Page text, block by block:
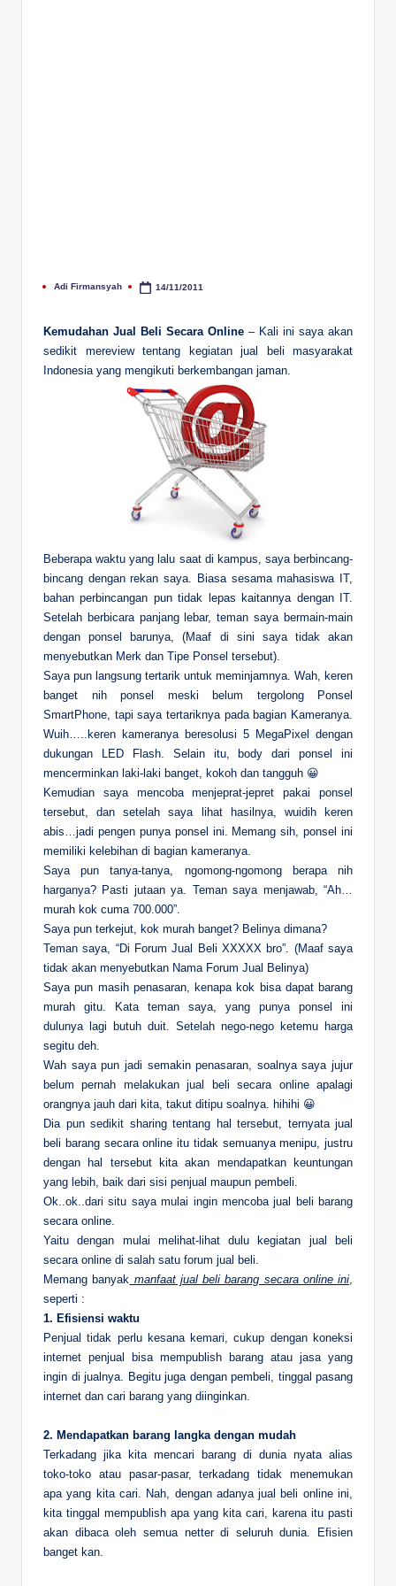
Posted
Adi Firmansyah 14/11/2011
Kemudahan Jual Beli Secara Online – Kali ini saya akan
sedikit mereview tentang kegiatan jual beli masyarakat
Indonesia yang mengikuti berkembangan jaman.
Beberapa waktu yang lalu saat di kampus, saya berbincang-
bincang dengan rekan saya. Biasa sesama mahasiswa IT,
bahan perbincangan pun tidak lepas kaitannya dengan IT.
Setelah berbicara panjang lebar, teman saya bermain-main
dengan ponsel barunya, (Maaf di sini saya tidak akan
menyebutkan Merk dan Tipe Ponsel tersebut).
Saya pun langsung tertarik untuk meminjamnya. Wah, keren
banget nih ponsel meski belum tergolong Ponsel
SmartPhone, tapi saya tertariknya pada bagian Kameranya.
Wuih…..keren kameranya beresolusi 5 MegaPixel dengan
dukungan LED Flash. Selain itu, body dari ponsel ini
mencerminkan laki-laki banget, kokoh dan tangguh 😀
Kemudian saya mencoba menjeprat-jepret pakai ponsel
tersebut, dan setelah saya lihat hasilnya, wuidih keren
abis…jadi pengen punya ponsel ini. Memang sih, ponsel ini
memiliki kelebihan di bagian kameranya.
Saya pun tanya-tanya, ngomong-ngomong berapa nih
harganya? Pasti jutaan ya. Teman saya menjawab, “Ah…
murah kok cuma 700.000”.
Saya pun terkejut, kok murah banget? Belinya dimana?
Teman saya, “Di Forum Jual Beli XXXXX bro”. (Maaf saya
tidak akan menyebutkan Nama Forum Jual Belinya)
Saya pun masih penasaran, kenapa kok bisa dapat barang
murah gitu. Kata teman saya, yang punya ponsel ini
dulunya lagi butuh duit. Setelah nego-nego ketemu harga
segitu deh.
Wah saya pun jadi semakin penasaran, soalnya saya jujur
belum pernah melakukan jual beli secara online apalagi
orangnya jauh dari kita, takut ditipu soalnya. hihihi 😀
Dia pun sedikit sharing tentang hal tersebut, ternyata jual
beli barang secara online itu tidak semuanya menipu, justru
dengan hal tersebut kita akan mendapatkan keuntungan
yang lebih, baik dari sisi penjual maupun pembeli.
Ok..ok..dari situ saya mulai ingin mencoba jual beli barang
secara online.
Yaitu dengan mulai melihat-lihat dulu kegiatan jual beli
secara online di salah satu forum jual beli.
Memang banyak manfaat jual beli barang secara online ini,
seperti :
1. Efisiensi waktu
Penjual tidak perlu kesana kemari, cukup dengan koneksi
internet penjual bisa mempublish barang atau jasa yang
ingin di jualnya. Begitu juga dengan pembeli, tinggal pasang
internet dan cari barang yang diinginkan.
2. Mendapatkan barang langka dengan mudah
Terkadang jika kita mencari barang di dunia nyata alias
toko-toko atau pasar-pasar, terkadang tidak menemukan
apa yang kita cari. Nah, dengan adanya jual beli online ini,
kita tinggal mempublish apa yang kita cari, karena itu pasti
akan dibaca oleh semua netter di seluruh dunia. Efisien
banget kan.